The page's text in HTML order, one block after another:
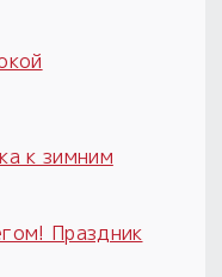
к зимним
Праздник